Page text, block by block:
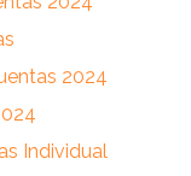
2024
Individual